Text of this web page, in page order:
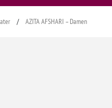
/ AZITA AFSHARI – Damen